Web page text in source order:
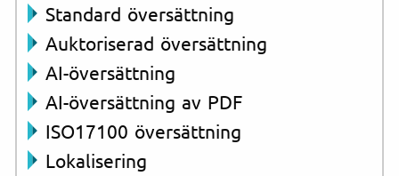
Standard översättning
Auktoriserad översättning
AI-översättning
AI-översättning av PDF
ISO17100 översättning
Lokalisering